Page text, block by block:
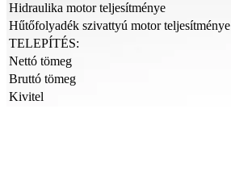
Hidraulika motor teljesítménye
Hűtőfolyadék szivattyú motor teljesítménye
TELEPÍTÉS:
Nettó tömeg
Bruttó tömeg
Kivitel